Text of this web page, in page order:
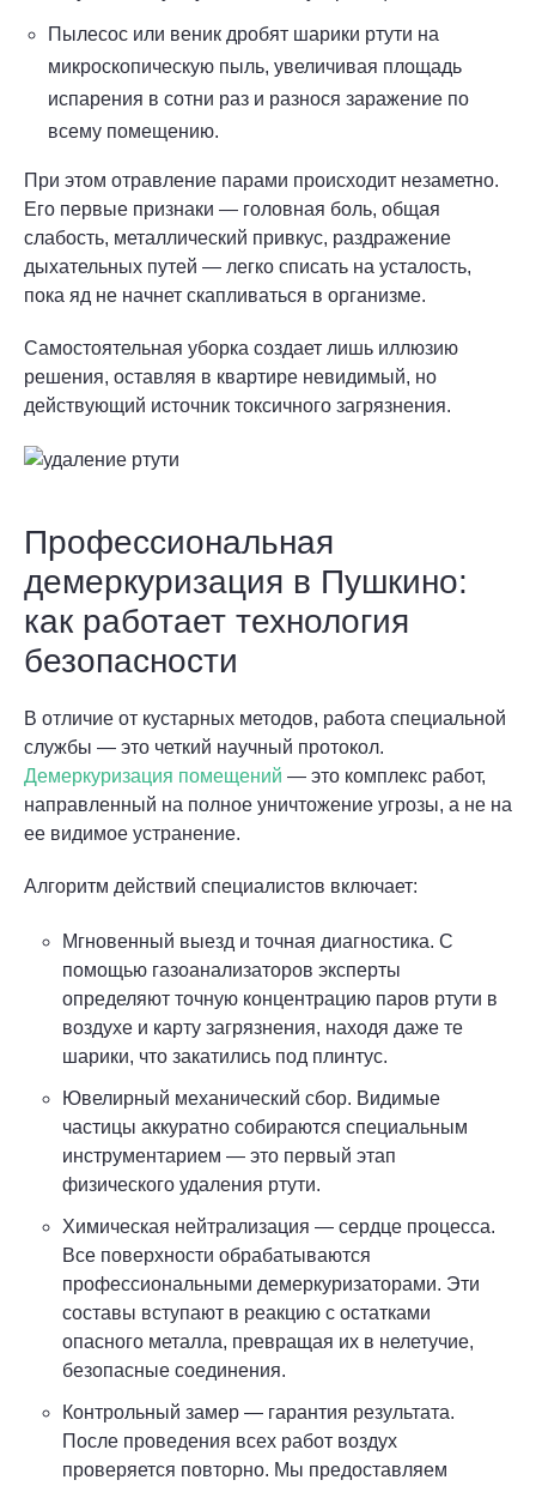
Пылесос или веник дробят шарики ртути на
микроскопическую пыль, увеличивая площадь
испарения в сотни раз и разнося заражение по
всему помещению.
При этом отравление парами происходит незаметно.
Его первые признаки — головная боль, общая
слабость, металлический привкус, раздражение
дыхательных путей — легко списать на усталость,
пока яд не начнет скапливаться в организме.
Самостоятельная уборка создает лишь иллюзию
решения, оставляя в квартире невидимый, но
действующий источник токсичного загрязнения.
Профессиональная
демеркуризация в Пушкино:
как работает технология
безопасности
В отличие от кустарных методов, работа специальной
службы — это четкий научный протокол.
Демеркуризация помещений — это комплекс работ,
направленный на полное уничтожение угрозы, а не на
ее видимое устранение.
Алгоритм действий специалистов включает:
Мгновенный выезд и точная диагностика. С
помощью газоанализаторов эксперты
определяют точную концентрацию паров ртути в
воздухе и карту загрязнения, находя даже те
шарики, что закатились под плинтус.
Ювелирный механический сбор. Видимые
частицы аккуратно собираются специальным
инструментарием — это первый этап
физического удаления ртути.
Химическая нейтрализация — сердце процесса.
Все поверхности обрабатываются
профессиональными демеркуризаторами. Эти
составы вступают в реакцию с остатками
опасного металла, превращая их в нелетучие,
безопасные соединения.
Контрольный замер — гарантия результата.
После проведения всех работ воздух
проверяется повторно. Мы предоставляем